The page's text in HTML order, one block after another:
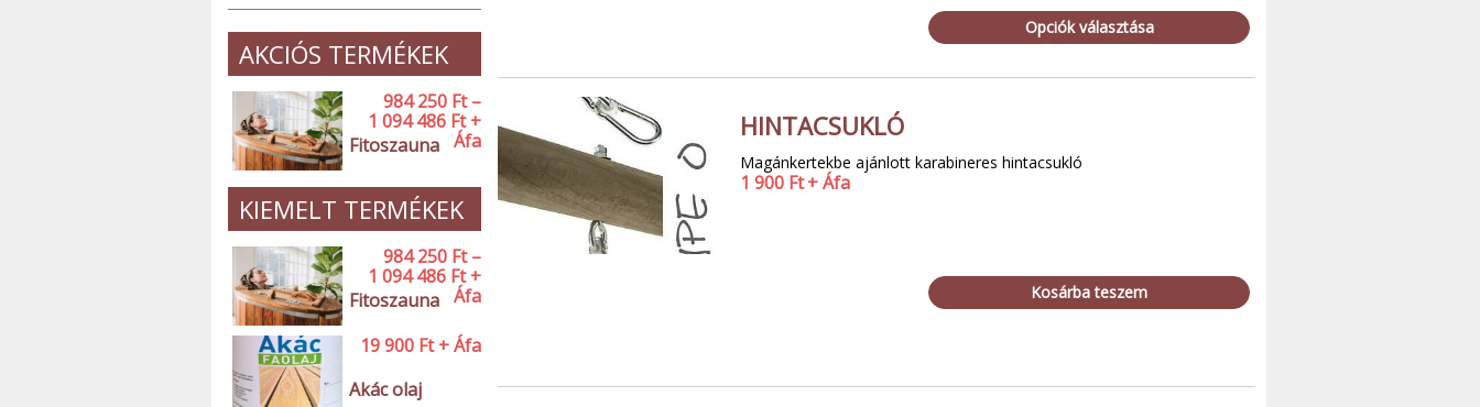
Opciók választása
HINTACSUKLÓ
Magánkertekbe ajánlott karabineres hintacsukló
1 900 Ft+ Áfa
Kosárba teszem
AKCIÓS TERMÉKEK
Fitoszauna
984 250 Ft –
1 094 486 Ft +
Áfa
KIEMELT TERMÉKEK
Fitoszauna
984 250 Ft –
1 094 486 Ft +
Áfa
Akác olaj
19 900 Ft + Áfa